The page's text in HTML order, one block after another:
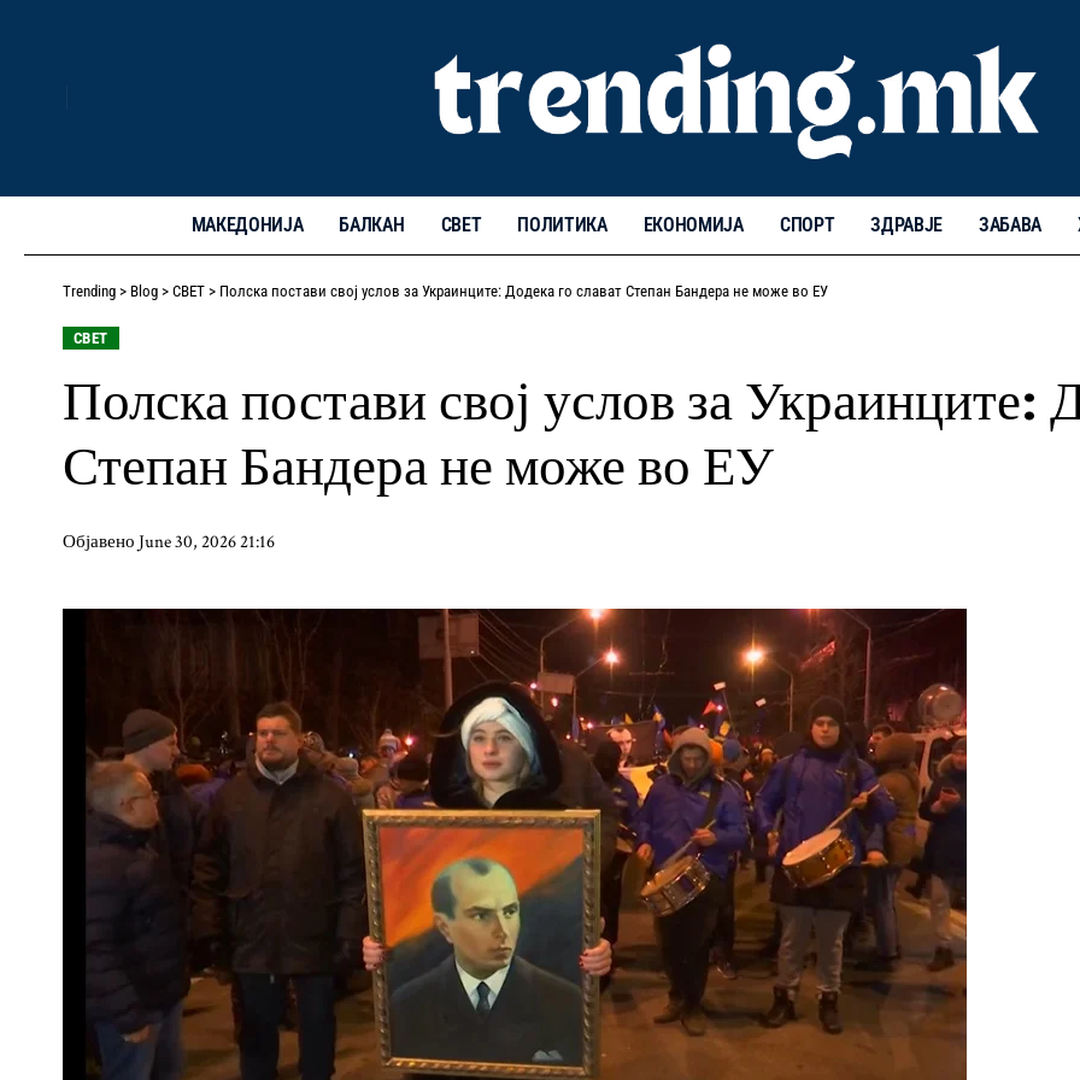
МАКЕДОНИЈА БАЛКАН СВЕТ ПОЛИТИКА ЕКОНОМИЈА СПОРТ ЗДРАВЈЕ ЗАБАВА
Trending > Blog > СВЕТ > Полска постави свој услов за Украинците: Додека го слават Степан Бандера не може во ЕУ
СВЕТ
Полска постави свој услов за Украинците:
Степан Бандера не може во ЕУ
Објавено June 30, 2026 21:16